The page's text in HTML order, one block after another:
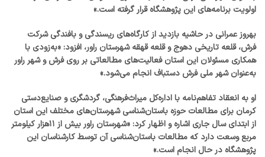
اولویت برنامه‌های این پژوهشگاه قرار گرفته است.»
بهروز عمرانی در حاشیه بازدید از کارگاه‌های ریسندگی و بافندگی شرکت
فرش، قلعه تاریخی دهوج و قلعه قهقه شهرستان راور، افزود: «به‌زودی با
همکاری مسئولان این استان فعالیت‌های مطالعاتی بر روی فرش و شهر راور
به‌عنوان شهر ملی فرش دستباف انجام می‌شود.»
او به انعقاد تفاهم‌نامه با اداره‌کل میراث‌فرهنگی، گردشگری و صنایع‌دستی
کرمان برای مطالعات حوزه باستان‌شناسی شهرستان‌های مختلف این استان
از ابتدای سال جاری اشاره و اظهار کرد: «شهرستان راور بیش از ۱۱هزار کیلومتر
مربع وسعت دارد که مطالعات باستان‌شناسی آن توسط کارشناسان این
پژوهشگاه در حال انجام است.»